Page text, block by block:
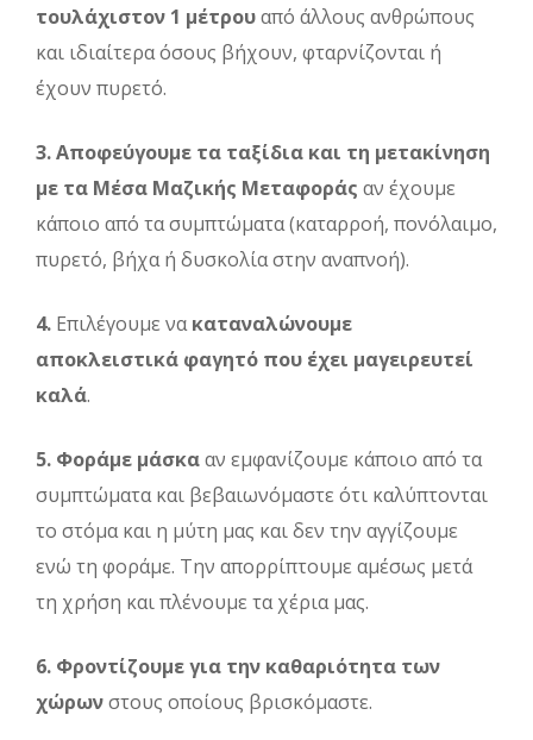
τουλάχιστον 1 μέτρουαπό άλλους ανθρώπους
και ιδιαίτερα όσους βήχουν, φταρνίζονται ή
έχουν πυρετό.
3.Αποφεύγουμε τα ταξίδια και τη μετακίνηση
με τα Μέσα Μαζικής Μεταφοράς αν έχουμε
κάποιο από τα συμπτώματα (καταρροή, πονόλαιμο,
πυρετό, βήχα ή δυσκολία στην αναπνοή).
4. Επιλέγουμε νακαταναλώνουμε
αποκλειστικά φαγητό που έχει μαγειρευτεί
καλά.
5. Φοράμε μάσκααν εμφανίζουμε κάποιο από τα
συμπτώματα και βεβαιωνόμαστε ότι καλύπτονται
το στόμα και η μύτη μας και δεν την αγγίζουμε
ενώ τη φοράμε. Την απορρίπτουμε αμέσως μετά
τη χρήση και πλένουμε τα χέρια μας.
6. Φροντίζουμε για την καθαριότητα των
χώρωνστους οποίους βρισκόμαστε.